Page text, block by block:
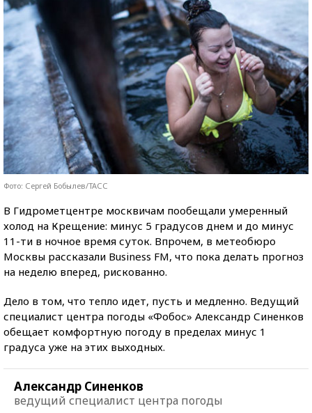
Фото: Сергей Бобылев/ТАСС
В Гидрометцентре москвичам пообещали умеренный
холод на Крещение: минус 5 градусов днем и до минус
11-ти в ночное время суток. Впрочем, в метеобюро
Москвы рассказали Business FM, что пока делать прогноз
на неделю вперед, рискованно.
Дело в том, что тепло идет, пусть и медленно. Ведущий
специалист центра погоды «Фобос» Александр Синенков
обещает комфортную погоду в пределах минус 1
градуса уже на этих выходных.
Александр Синенков
ведущий специалист центра погоды